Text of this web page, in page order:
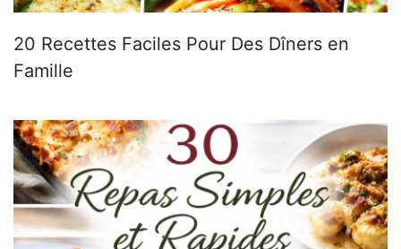
20 Recettes Faciles Pour Des Dîners en
Famille